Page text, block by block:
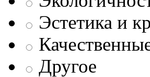
Эстетика и
Другое